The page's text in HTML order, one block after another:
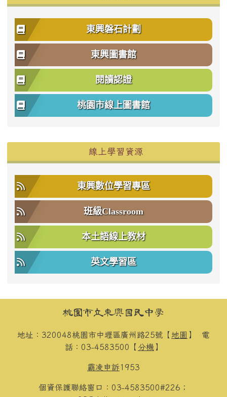
東興磐石計劃
東興圖書館
閱讀認證
桃園市線上圖書館
線上學習資源
東興數位學習專區
班級Classroom
本土語線上教材
英文學習區
頁尾區域內容桃園市立東興國民中學
地址：320048桃園市中壢區廣州路25號【 地圖 】 電
話：03-4583500【 分機 】
霸凌申訴1953
個資保護聯絡窗口：03-4583500#226；